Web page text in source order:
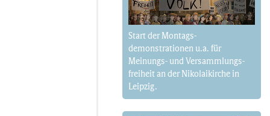
Start der Montags­
demonstrationen u.a. für
Meinungs- und Versammlungs­
freiheit an der Nikolai­kirche in
Leipzig.